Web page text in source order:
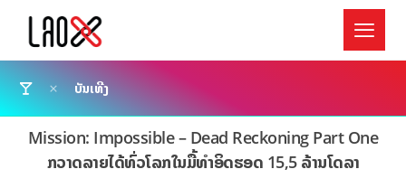
ບັນເທີງ
Mission: Impossible – Dead Reckoning Part One
ກວາດລາຍໄດ້ທົ່ວໂລກໃນມື້ທຳອິດຮອດ 15,5​ ລ້ານໂດລາ